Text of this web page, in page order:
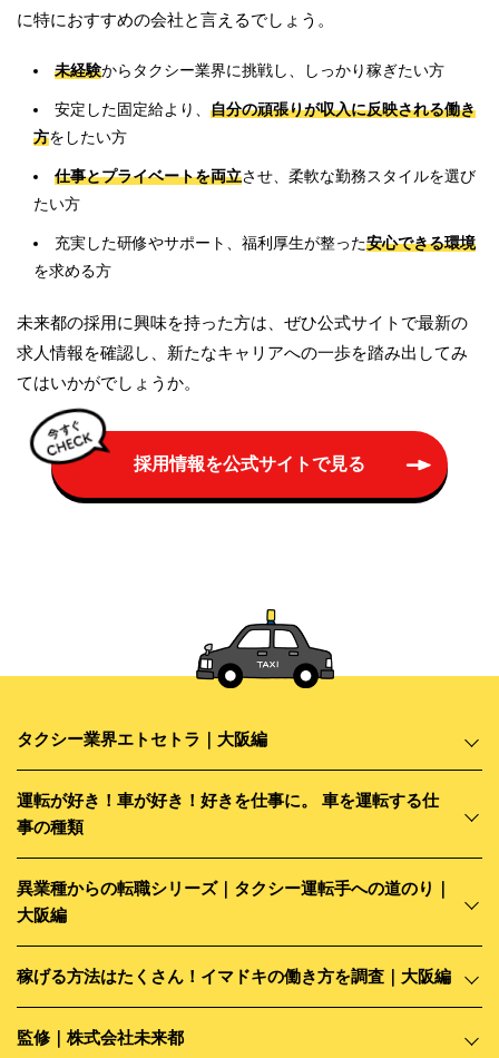
7：15 乗務前の車両点検
7：40～ 乗務（ホテルや駅からご予約いただいたお客様を出
勤先まで送迎）
12：00～13：00 休憩（お客様が少ない時間は休憩にあて
る）
13：00～ 乗務（車を走らせながらお客様を見つける流しス
タイルで営業）
雇用形態
正社員
給与
入社2年目/年収720万円（月給48万円＋賞与72万円×年2回）
平均年収456万円（月給30.4万円＋賞与45.6万円×年2回）※2
休日・休暇
□日勤・夜勤の場合
月6～7日 ※月24～25日勤務
□隔日勤務の場合
明け休み含め月17～18日 ※月12～13日勤務
に特におすすめの会社と言えるでしょう。
未経験からタクシー業界に挑戦し、しっかり稼ぎたい方
安定した固定給より、 自分の頑張りが収入に反映される働き
方をしたい方
仕事とプライベートを両立させ、柔軟な勤務スタイルを選び
たい方
充実した研修やサポート、福利厚生が整った安心できる環境
を求める方
未来都の採用に興味を持った方は、ぜひ公式サイトで最新の
求人情報を確認し、新たなキャリアへの一歩を踏み出してみ
てはいかがでしょうか。
採用情報を公式サイトで見る
タクシー業界エトセトラ｜大阪編
運転が好き！車が好き！好きを仕事に。 車を運転する仕
事の種類
異業種からの転職シリーズ｜タクシー運転手への道のり｜
大阪編
稼げる方法はたくさん！イマドキの働き方を調査｜大阪編
監修｜株式会社未来都